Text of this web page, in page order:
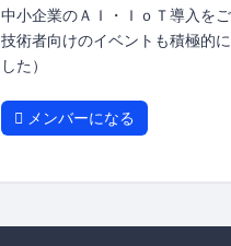
中小企業のＡＩ・ＩｏＴ導入を
技術者向けのイベントも積極的
した）
メンバーになる